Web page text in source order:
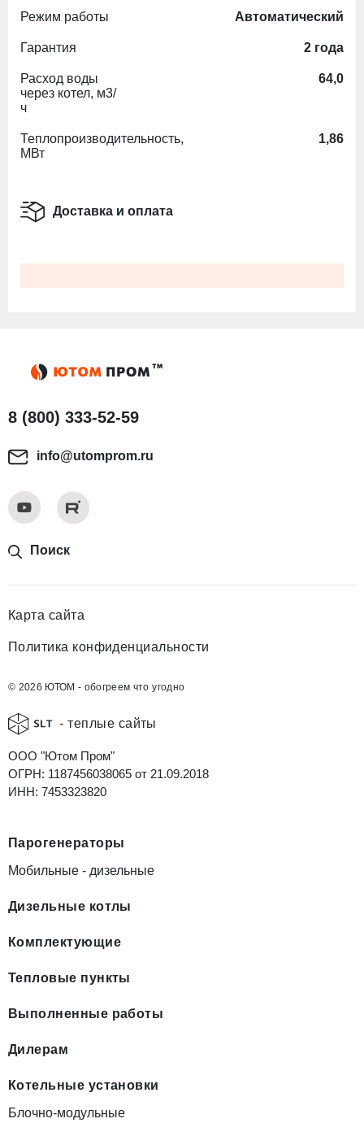
Режим работы Автоматический
Гарантия 2 года
Расход воды
через котел, м3/
ч
64,0
Теплопроизводительность,
МВт
1,86
Доставка и оплата
8 (800) 333-52-59
info@utomprom.ru
Поиск
Карта сайта
Политика конфиденциальности
© 2026 ЮТОМ - обогреем что угодно
- теплые сайты
ООО "Ютом Пром"
ОГРН: 1187456038065 от 21.09.2018
ИНН: 7453323820
Парогенераторы
Мобильные - дизельные
Дизельные котлы
Комплектующие
Тепловые пункты
Выполненные работы
Дилерам
Котельные установки
Блочно-модульные